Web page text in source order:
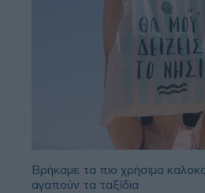
Βρήκαμε τα πιο χρήσιμα
αγαπούν τα ταξίδια